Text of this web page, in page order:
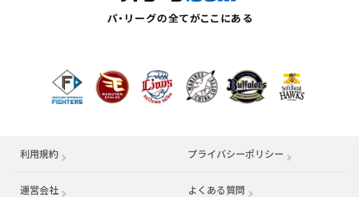
利用規約 プライバシーポリシー
運営会社 （別ウィンドウで開く） よくある質問